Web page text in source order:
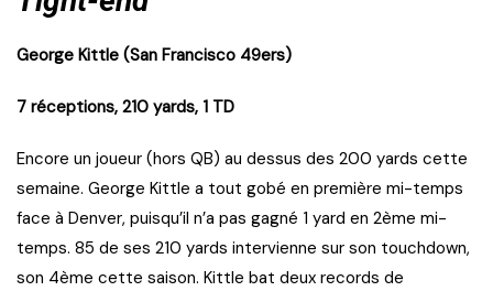
George Kittle (San Francisco 49ers)
7 réceptions, 210 yards, 1 TD
Encore un joueur (hors QB) au dessus des 200 yards cette
semaine. George Kittle a tout gobé en première mi-temps
face à Denver, puisqu’il n’a pas gagné 1 yard en 2ème mi-
temps. 85 de ses 210 yards intervienne sur son touchdown,
son 4ème cette saison. Kittle bat deux records de